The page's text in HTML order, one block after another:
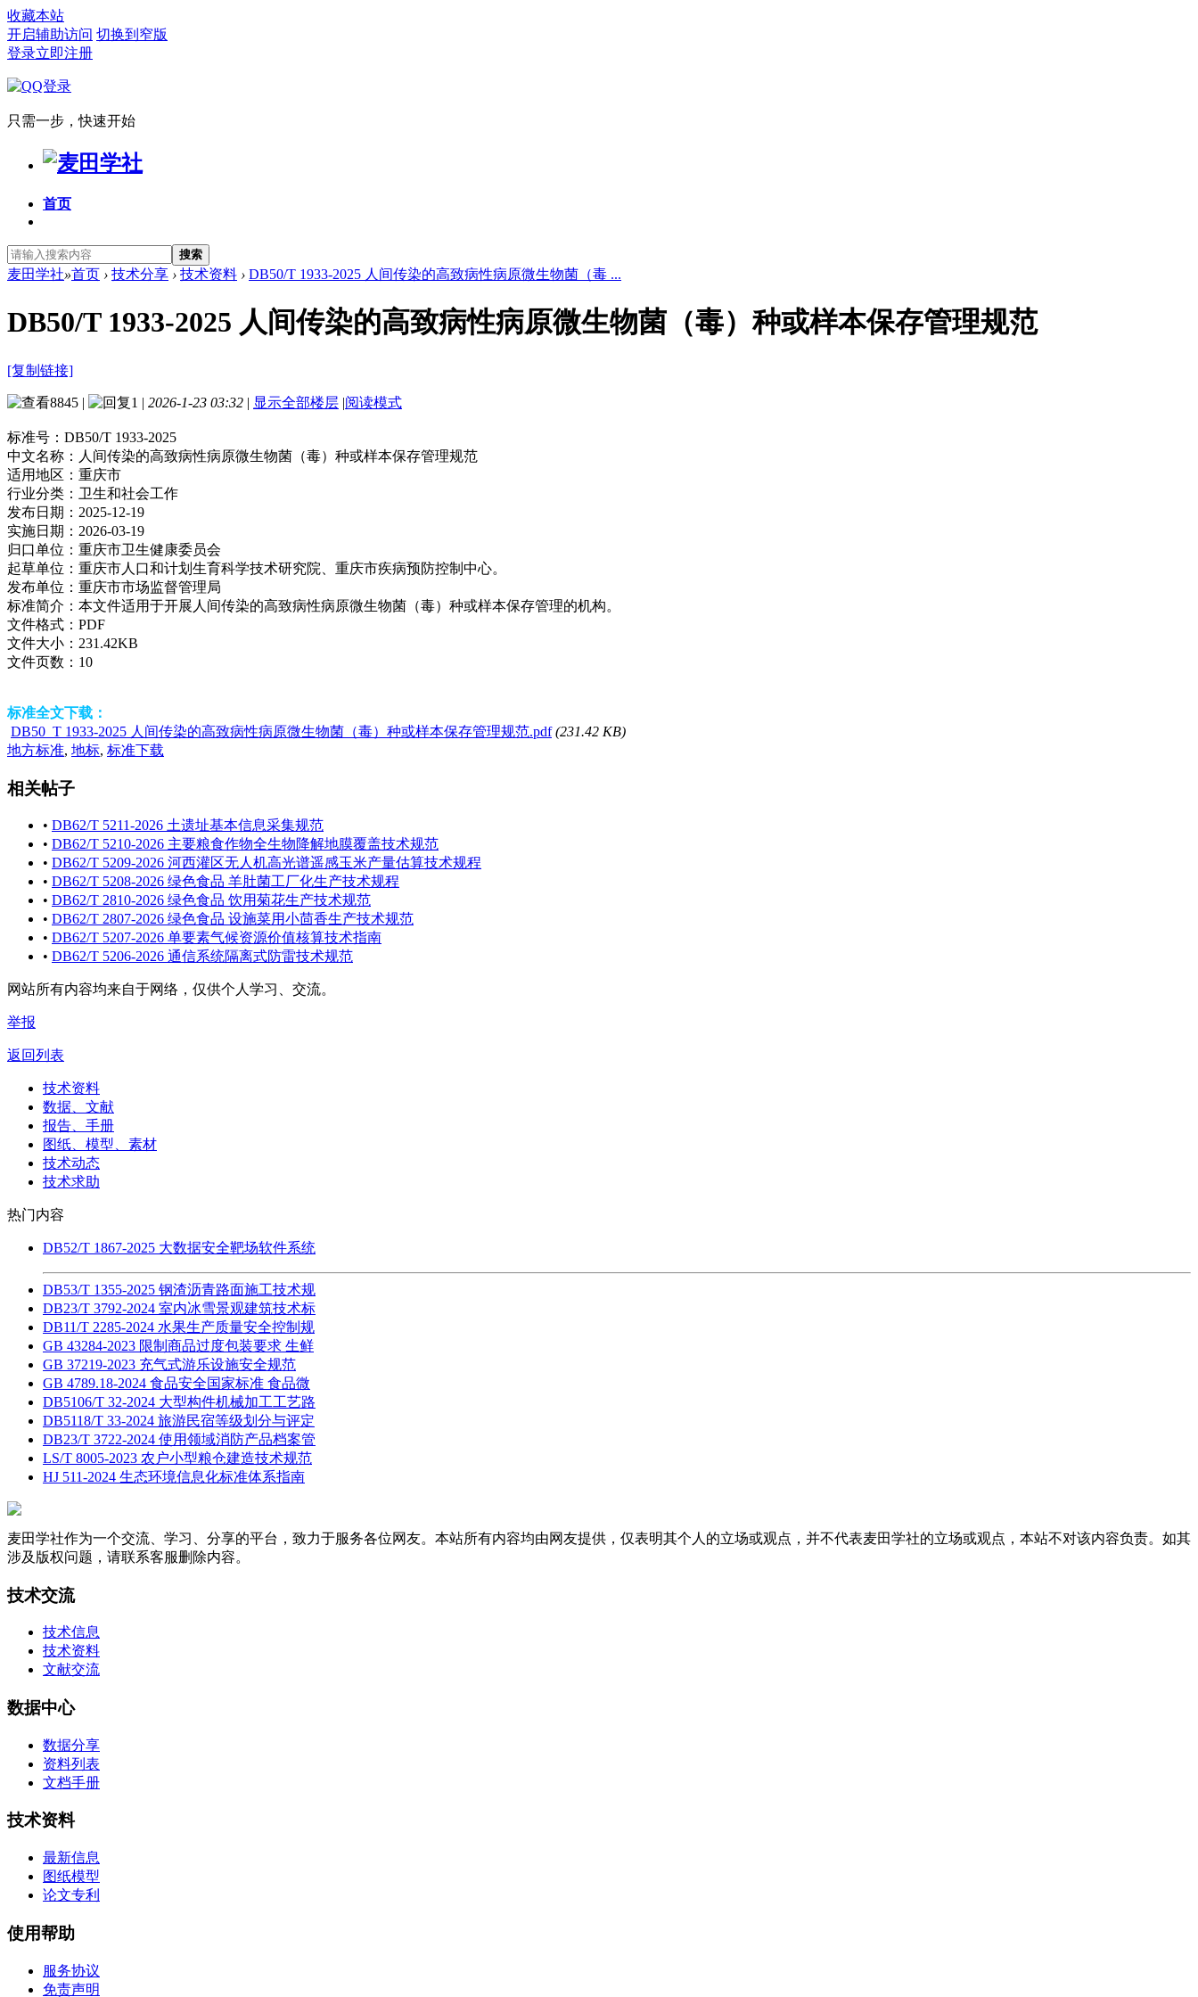
收藏本站
开启辅助访问 切换到窄版
登录立即注册
只需一步，快速开始
首页
搜索
麦田学社»首页 › 技术分享 › 技术资料 › DB50/T 1933-2025 人间传染的高致病性病原微生物菌（毒 ...
DB50/T 1933-2025 人间传染的高致病性病原微生物菌（毒）种或样本保存管理规范
[复制链接]
8845 | 1 | 2026-1-23 03:32 | 显示全部楼层 |阅读模式
标准号： DB50/T 1933-2025
中文名称： 人间传染的高致病性病原微生物菌（毒）种或样本保存管理规范
适用地区： 重庆市
行业分类： 卫生和社会工作
发布日期： 2025-12-19
实施日期： 2026-03-19
归口单位： 重庆市卫生健康委员会
起草单位： 重庆市人口和计划生育科学技术研究院、重庆市疾病预防控制中心。
发布单位： 重庆市市场监督管理局
标准简介： 本文件适用于开展人间传染的高致病性病原微生物菌（毒）种或样本保存管理的机构。
文件格式： PDF
文件大小： 231.42KB
文件页数： 10
标准全文下载：
DB50_T 1933-2025 人间传染的高致病性病原微生物菌（毒）种或样本保存管理规范.pdf (231.42 KB)
地方标准, 地标, 标准下载
相关帖子
• DB62/T 5211-2026 土遗址基本信息采集规范
• DB62/T 5210-2026 主要粮食作物全生物降解地膜覆盖技术规范
• DB62/T 5209-2026 河西灌区无人机高光谱遥感玉米产量估算技术规程
• DB62/T 5208-2026 绿色食品 羊肚菌工厂化生产技术规程
• DB62/T 2810-2026 绿色食品 饮用菊花生产技术规范
• DB62/T 2807-2026 绿色食品 设施菜用小茴香生产技术规范
• DB62/T 5207-2026 单要素气候资源价值核算技术指南
• DB62/T 5206-2026 通信系统隔离式防雷技术规范
网站所有内容均来自于网络，仅供个人学习、交流。
举报
返回列表
技术资料
数据、文献
报告、手册
图纸、模型、素材
技术动态
技术求助
热门内容
DB52/T 1867-2025 大数据安全靶场软件系统
DB53/T 1355-2025 钢渣沥青路面施工技术规
DB23/T 3792-2024 室内冰雪景观建筑技术标
DB11/T 2285-2024 水果生产质量安全控制规
GB 43284-2023 限制商品过度包装要求 生鲜
GB 37219-2023 充气式游乐设施安全规范
GB 4789.18-2024 食品安全国家标准 食品微
DB5106/T 32-2024 大型构件机械加工工艺路
DB5118/T 33-2024 旅游民宿等级划分与评定
DB23/T 3722-2024 使用领域消防产品档案管
LS/T 8005-2023 农户小型粮仓建造技术规范
HJ 511-2024 生态环境信息化标准体系指南
麦田学社作为一个交流、学习、分享的平台，致力于服务各位网友。本站所有内容均由网友提供，仅表明其个人的立场或观点，并不代表麦田学社的立场或观点，本站不对该内容负责。如其
涉及版权问题，请联系客服删除内容。
技术交流
技术信息
技术资料
文献交流
数据中心
数据分享
资料列表
文档手册
技术资料
最新信息
图纸模型
论文专利
使用帮助
服务协议
免责声明